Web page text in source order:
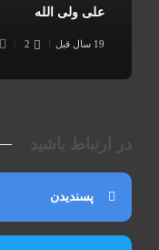
علی ولی الله
19 سال قبل 2
پسندیدن